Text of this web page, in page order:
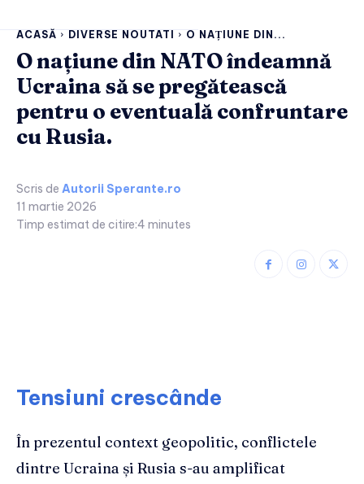
ACASĂ DIVERSE NOUTATI O NAȚIUNE DIN...
O națiune din NATO îndeamnă
Ucraina să se pregătească
pentru o eventuală confruntare
cu Rusia.
Scris de Autorii Sperante.ro
11 martie 2026
Timp estimat de citire:4 minutes
Tensiuni crescânde
În prezentul context geopolitic, conflictele
dintre Ucraina și Rusia s-au amplificat